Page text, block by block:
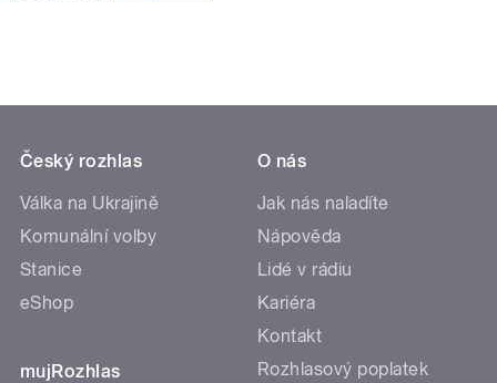
Český rozhlas
Válka na Ukrajině
Komunální volby
Stanice
eShop
mujRozhlas
O nás
Jak nás naladíte
Nápověda
Lidé v rádiu
Kariéra
Kontakt
Rozhlasový poplatek